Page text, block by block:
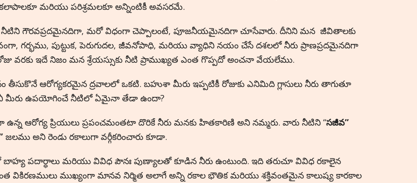
మరియు పరిశ్రమలకూ అన్నింటికీ అవసరమే.
నీటిని గౌరవప్రదమైనదిగా, మరో విధంగా చెప్పాలంటే, పూజనీయమైనదిగా చూసేవారు. దీనిని మన జీవితాలకు
గర్భము, పుట్టుక, పెరుగుదల, జీవనోపాధి, మరియు వ్యాధిని నయం చేసే దశలలో నీరు ప్రాణప్రదమైనదిగా
వరకు ఇదే నిజం మన శ్రేయస్సుకు నీటి ప్రాముఖ్యత ఎంత గొప్పదో అంచనా వేయలేము.
ఆరోగ్యకరమైన ద్రవాలలో ఒకటి. బహుశా మీరు ఇప్పటికీ రోజుకు ఎనిమిది గ్లాసులు నీరు తాగుతూ
మీరు ఉపయోగించే నీటిలో ఏమైనా తేడా ఉందా?
ఉన్న ఆరోగ్య ప్రియులు ప్రపంచమంతటా దొరికే నీరు మనకు హితకారిణి అని నమ్మరు. వారు నీటిని “సజీవ”
జలము అని రెండు రకాలుగా వర్గీకరించారు కూడా.
బాహ్య పదార్ధాలు మరియు వివిధ పౌనః పుణ్యాలతో కూడిన నీరు ఉంటుంది. ఇది తరుచూ వివిధ రకాలైన
వికిరణములు ముఖ్యంగా మానవ నిర్మిత అలాగే అన్ని రకాల భౌతిక మరియు శక్తివంతమైన కాలుష్య కారకాల